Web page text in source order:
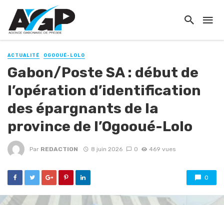
ACTUALITÉ OGOOUÉ-LOLO
Gabon/Poste SA : début de
l’opération d’identification
des épargnants de la
province de l’Ogooué-Lolo
Par REDACTION 8 juin 2026 0 469 vues
0